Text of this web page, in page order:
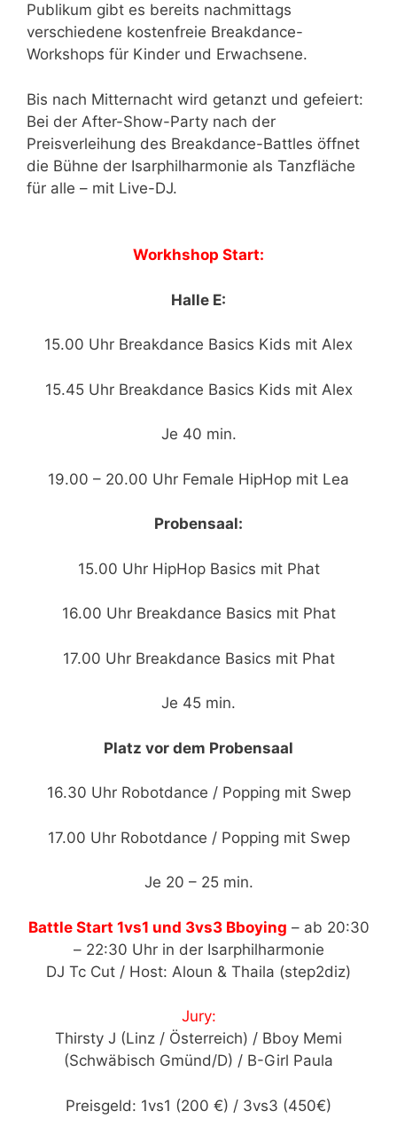
Publikum gibt es bereits nachmittags
verschiedene kostenfreie Breakdance-
Workshops für Kinder und Erwachsene.
Bis nach Mitternacht wird getanzt und gefeiert:
Bei der After-Show-Party nach der
Preisverleihung des Breakdance-Battles öffnet
die Bühne der Isarphilharmonie als Tanzfläche
für alle – mit Live-DJ.
Workhshop Start:
Halle E:
15.00 Uhr Breakdance Basics Kids mit Alex
15.45 Uhr Breakdance Basics Kids mit Alex
Je 40 min.
19.00 – 20.00 Uhr Female HipHop mit Lea
Probensaal:
15.00 Uhr HipHop Basics mit Phat
16.00 Uhr Breakdance Basics mit Phat
17.00 Uhr Breakdance Basics mit Phat
Je 45 min.
Platz vor dem Probensaal
16.30 Uhr Robotdance / Popping mit Swep
17.00 Uhr Robotdance / Popping mit Swep
Je 20 – 25 min.
Battle Start 1vs1 und 3vs3 Bboying – ab 20:30
– 22:30 Uhr in der Isarphilharmonie
DJ Tc Cut / Host: Aloun & Thaila (step2diz)
Jury:
Thirsty J (Linz / Österreich) / Bboy Memi
(Schwäbisch Gmünd/D) / B-Girl Paula
Preisgeld: 1vs1 (200 €) / 3vs3 (450€)